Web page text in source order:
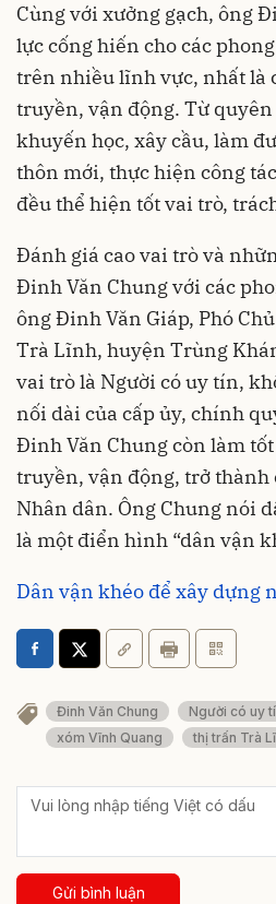
Cùng với xưởng gạch, ông
lực cống hiến cho các
trên nhiều lĩnh vực, nhất là
truyền, vận động. Từ
khuyến học, xây cầu, làm
thôn mới, thực hiện công
đều thể hiện tốt vai trò,
Đánh giá cao vai trò và
Đinh Văn Chung với các
ông Đinh Văn Giáp, Phó
Trà Lĩnh, huyện Trùng
vai trò là Người có uy tín,
nối dài của cấp ủy, chính
Đinh Văn Chung còn làm
truyền, vận động, trở thành
Nhân dân. Ông Chung nói
là một điển hình “dân vận
Dân vận khéo để xây dựng
Đinh Văn Chung Người có uy
xóm Vĩnh Quang
thị trấn Trà
Gửi bình luận